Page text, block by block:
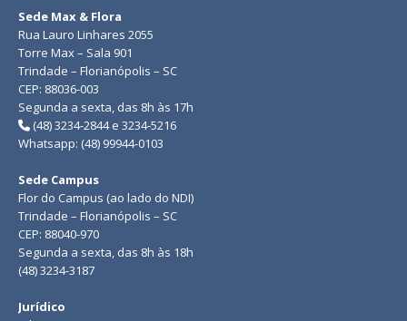
Sede Max & Flora
Rua Lauro Linhares 2055
Torre Max – Sala 901
Trindade – Florianópolis – SC
CEP: 88036-003
Segunda a sexta, das 8h às 17h
(48) 3234-2844 e 3234-5216
Whatsapp: (48) 99944-0103
Sede Campus
Flor do Campus (ao lado do NDI)
Trindade – Florianópolis – SC
CEP: 88040-970
Segunda a sexta, das 8h às 18h
(48) 3234-3187
Jurídico